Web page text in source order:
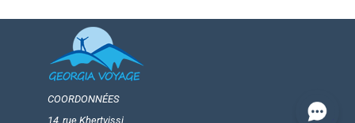
COORDONNÉES
14, rue Khertvissi